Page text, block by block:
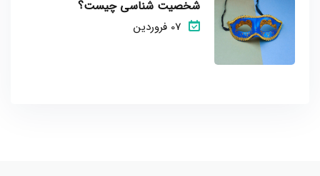
شخصیت شناسی چیست؟
07 فروردین